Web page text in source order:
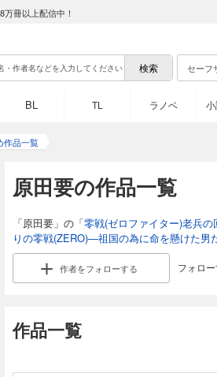
冊以上配信中！
セーフ
BL TL ラノベ
作品一覧
原田要の作品一覧
「原田要」の「零戦(ゼロファイター)老兵
りの零戦(ZERO)―祖国の為に命を懸けた男
作者をフォローする フォロ
作品一覧